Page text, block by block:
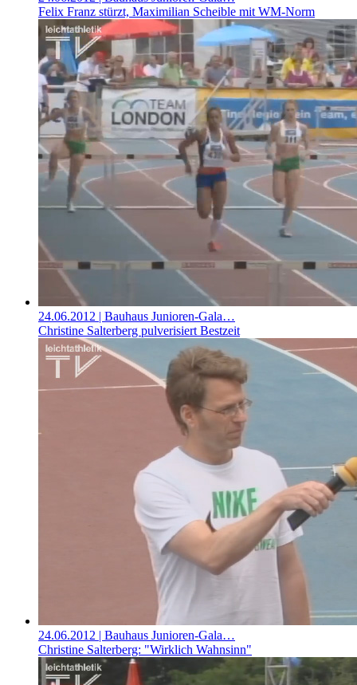
Felix Franz stürzt, Maximilian Scheible mit WM-Norm
24.06.2012 | Bauhaus Junioren-Gala…
Christine Salterberg pulverisiert Bestzeit
24.06.2012 | Bauhaus Junioren-Gala…
Christine Salterberg: "Wirklich Wahnsinn"